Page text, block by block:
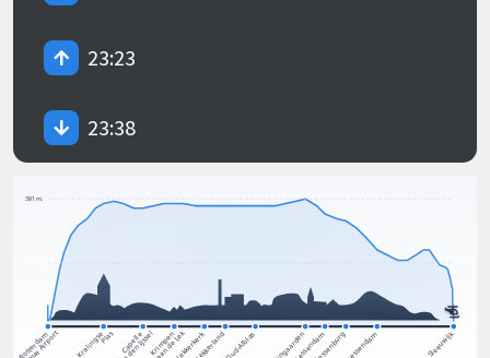
23:23
23:38